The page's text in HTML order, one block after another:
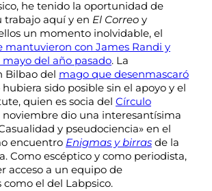
he tenido la oportunidad de
trabajo aquí y en El Correo y
un momento inolvidable, el
mantuvieron con James Randi y
mayo del año pasado. La
Bilbao del mago que desenmascaró
hubiera sido posible sin el apoyo y el
quien es socia del Círculo
noviembre dio una interesantísima
y pseudociencia» en el
encuentro Enigmas y birras de la
Como escéptico y como periodista,
acceso a un equipo de
como el del Labpsico.